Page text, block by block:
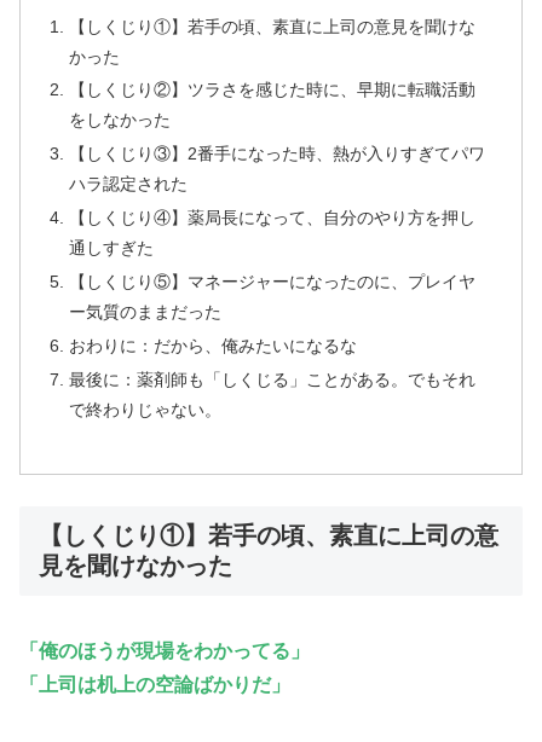
【しくじり①】若手の頃、素直に上司の意見を聞けな
かった
【しくじり②】ツラさを感じた時に、早期に転職活動
をしなかった
【しくじり③】2番手になった時、熱が入りすぎてパワ
ハラ認定された
【しくじり④】薬局長になって、自分のやり方を押し
通しすぎた
【しくじり⑤】マネージャーになったのに、プレイヤ
ー気質のままだった
おわりに：だから、俺みたいになるな
最後に：薬剤師も「しくじる」ことがある。でもそれ
で終わりじゃない。
【しくじり①】若手の頃、素直に上司の意
見を聞けなかった
「俺のほうが現場をわかってる」
「上司は机上の空論ばかりだ」